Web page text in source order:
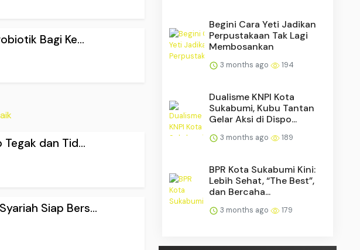
Bagi Ke...
dan Tid...
Siap Bers...
Begini Cara Yeti Jadikan
Perpustakaan Tak Lagi
Membosankan
3 months ago 194
Dualisme KNPI Kota
Sukabumi, Kubu Tantan
Gelar Aksi di Dispo...
3 months ago 189
BPR Kota Sukabumi Kini:
Lebih Sehat, “The Best”,
dan Bercaha...
3 months ago 179